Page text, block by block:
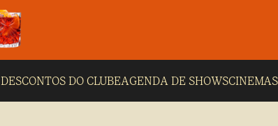
DESCONTOS DO CLUBEAGENDA DE SHOWSCINEMAS